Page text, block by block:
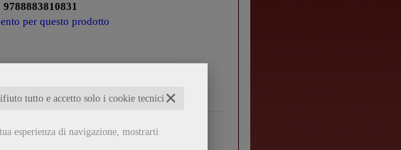
✕
tutto e accetto solo i cookie tecnici
esperienza di navigazione, mostrarti
9788883810831
per questo prodotto